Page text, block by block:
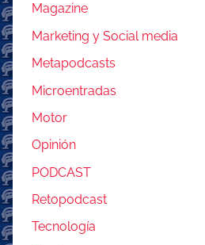
Magazine
Marketing y Social media
Metapodcasts
Microentradas
Motor
Opinión
PODCAST
Retopodcast
Tecnología